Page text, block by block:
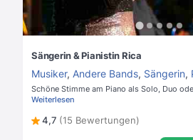
Sängerin & Pianistin Rica
Musiker, Andere Bands, Sängerin,
Schöne Stimme am Piano als Solo, Duo
Weiterlesen
4,7 (15 Bewertungen)